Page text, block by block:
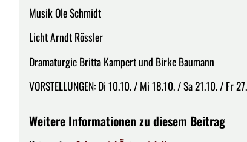
Musik Ole Schmidt
Licht Arndt Rössler
Dramaturgie Britta Kampert und Birke Baumann
VORSTELLUNGEN: Di 10.10. / Mi 18.10. / Sa 21.10. / Fr
Weitere Informationen zu diesem Beitrag